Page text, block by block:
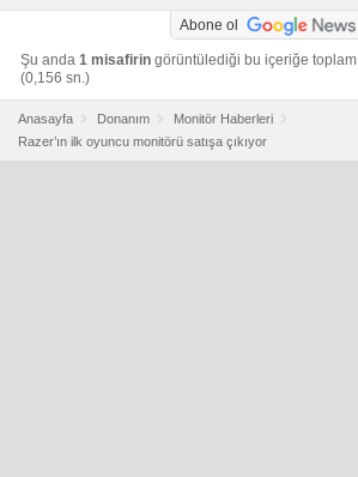
Abone ol
Şu anda 1 misafirin görüntülediği bu içeriğe toplam
(0,156 sn.)
Anasayfa Donanım
Monitör Haberleri
Razer’ın ilk oyuncu monitörü satışa çıkıyor